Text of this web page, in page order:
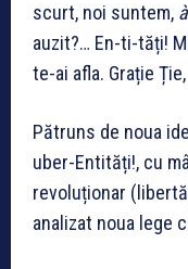
scurt, noi suntem,
auzit?… En-ti-tăți!
te-ai afla. Grație
Pătruns de noua
uber-Entități!, cu
revoluționar
analizat noua lege